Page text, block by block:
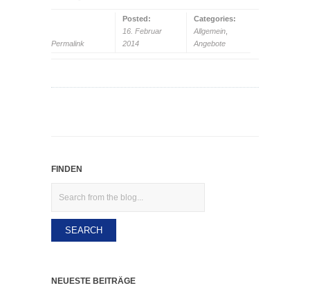
Permalink
Posted:
16. Februar
2014
Categories:
Allgemein
Angebote
FINDEN
NEUESTE BEITRÄGE